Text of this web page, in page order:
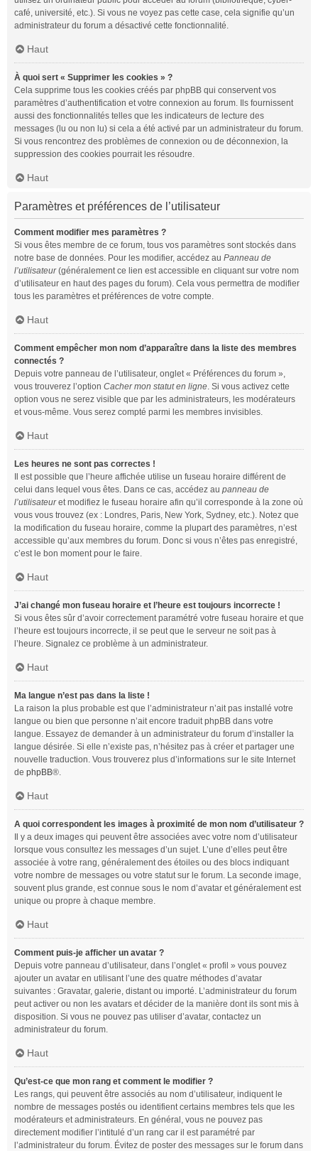
café, université, etc.). Si vous ne voyez pas cette case, cela signifie qu’un
administrateur du forum a désactivé cette fonctionnalité.
Haut
À quoi sert « Supprimer les cookies » ?
Cela supprime tous les cookies créés par phpBB qui conservent vos
paramètres d’authentification et votre connexion au forum. Ils fournissent
aussi des fonctionnalités telles que les indicateurs de lecture des
messages (lu ou non lu) si cela a été activé par un administrateur du forum.
Si vous rencontrez des problèmes de connexion ou de déconnexion, la
suppression des cookies pourrait les résoudre.
Haut
Paramètres et préférences de l’utilisateur
Comment modifier mes paramètres ?
Si vous êtes membre de ce forum, tous vos paramètres sont stockés dans
notre base de données. Pour les modifier, accédez au Panneau de
l’utilisateur(généralement ce lien est accessible en cliquant sur votre nom
d’utilisateur en haut des pages du forum). Cela vous permettra de modifier
tous les paramètres et préférences de votre compte.
Haut
Comment empêcher mon nom d’apparaître dans la liste des membres
connectés ?
Depuis votre panneau de l’utilisateur, onglet « Préférences du forum »,
vous trouverez l’option Cacher mon statut en ligne. Si vous activez cette
option vous ne serez visible que par les administrateurs, les modérateurs
et vous-même. Vous serez compté parmi les membres invisibles.
Haut
Les heures ne sont pas correctes !
Il est possible que l’heure affichée utilise un fuseau horaire différent de
celui dans lequel vous êtes. Dans ce cas, accédez au panneau de
l’utilisateuret modifiez le fuseau horaire afin qu’il corresponde à la zone où
vous vous trouvez (ex : Londres, Paris, New York, Sydney, etc.). Notez que
la modification du fuseau horaire, comme la plupart des paramètres, n’est
accessible qu’aux membres du forum. Donc si vous n’êtes pas enregistré,
c’est le bon moment pour le faire.
Haut
J’ai changé mon fuseau horaire et l’heure est toujours incorrecte !
Si vous êtes sûr d’avoir correctement paramétré votre fuseau horaire et que
l’heure est toujours incorrecte, il se peut que le serveur ne soit pas à
l’heure. Signalez ce problème à un administrateur.
Haut
Ma langue n’est pas dans la liste !
La raison la plus probable est que l’administrateur n’ait pas installé votre
langue ou bien que personne n’ait encore traduit phpBB dans votre
langue. Essayez de demander à un administrateur du forum d’installer la
langue désirée. Si elle n’existe pas, n’hésitez pas à créer et partager une
nouvelle traduction. Vous trouverez plus d’informations sur le site Internet
de phpBB®.
Haut
A quoi correspondent les images à proximité de mon nom d’utilisateur ?
Il y a deux images qui peuvent être associées avec votre nom d’utilisateur
lorsque vous consultez les messages d’un sujet. L’une d’elles peut être
associée à votre rang, généralement des étoiles ou des blocs indiquant
votre nombre de messages ou votre statut sur le forum. La seconde image,
souvent plus grande, est connue sous le nom d’avatar et généralement est
unique ou propre à chaque membre.
Haut
Comment puis-je afficher un avatar ?
Depuis votre panneau d’utilisateur, dans l’onglet « profil » vous pouvez
ajouter un avatar en utilisant l’une des quatre méthodes d’avatar
suivantes : Gravatar, galerie, distant ou importé. L’administrateur du forum
peut activer ou non les avatars et décider de la manière dont ils sont mis à
disposition. Si vous ne pouvez pas utiliser d’avatar, contactez un
administrateur du forum.
Haut
Qu’est-ce que mon rang et comment le modifier ?
Les rangs, qui peuvent être associés au nom d’utilisateur, indiquent le
nombre de messages postés ou identifient certains membres tels que les
modérateurs et administrateurs. En général, vous ne pouvez pas
directement modifier l’intitulé d’un rang car il est paramétré par
l’administrateur du forum. Évitez de poster des messages sur le forum dans